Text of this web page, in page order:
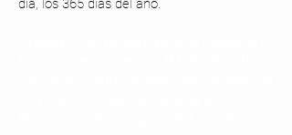
día, los 365 días del año.